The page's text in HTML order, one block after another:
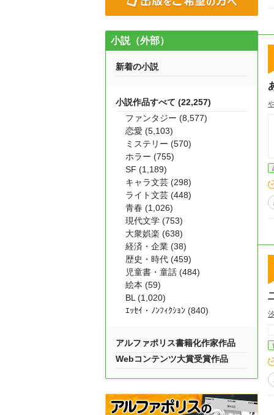
小説（外部）
新着の小説
小説作品すべて (22,257)
ファンタジー (8,577)
恋愛 (5,103)
ミステリー (570)
ホラー (755)
SF (1,189)
キャラ文芸 (298)
ライト文芸 (448)
青春 (1,026)
現代文学 (753)
大衆娯楽 (638)
経済・企業 (38)
歴史・時代 (459)
児童書・童話 (484)
絵本 (59)
BL (1,020)
ｴｯｾｲ・ﾉﾝﾌｨｸｼｮﾝ (840)
アルファポリス書籍化作家作品
Webコンテンツ大賞受賞作品